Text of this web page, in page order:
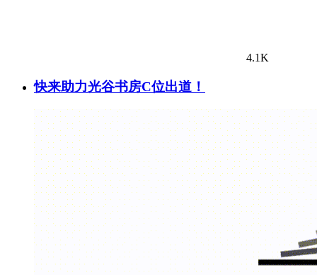
4.1K
快来助力光谷书房C位出道！